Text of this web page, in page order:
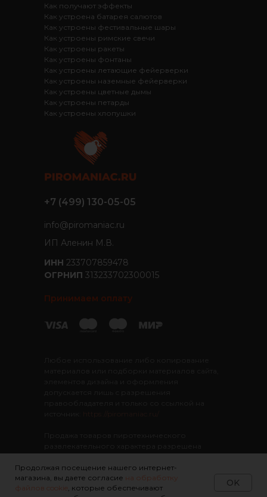
Продолжая посещение нашего интернет-
магазина, вы даете согласие на обработку
файлов cookie , которые обеспечивают
OK
Как получают эффекты
Как устроена батарея салютов
Как устроены фестивальные шары
Как устроены римские свечи
Как устроены ракеты
Как устроены фонтаны
Как устроены летающие фейерверки
Как устроены наземные фейерверки
Как устроены цветные дымы
Как устроены петарды
Как устроены хлопушки
+7 (499) 130-05-05
info@piromaniac.ru
Принимаем оплату
лицам старше 16 лет
Интернет-Магазин"ПироМаньяк". Все права
защищены
ИП Аленин М.В.
ИНН 233707859478
ОГРНИП 313233702300015